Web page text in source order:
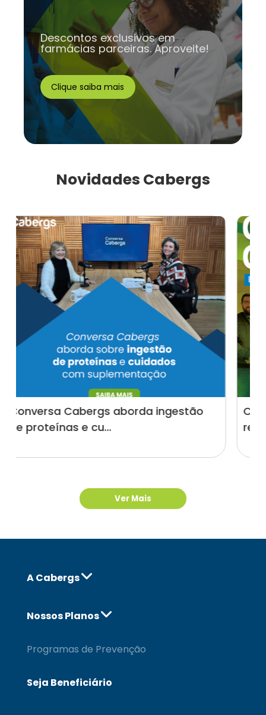
Descontos exclusivos em
farmácias parceiras. Aproveite!
Clique saiba mais
Novidades Cabergs
ComuniCabergs chega à edição
reunindo notícias...
Ver Mais
A Cabergs
Nossos Planos
Programas de Prevenção
Seja Beneficiário